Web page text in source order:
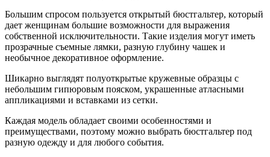
Большим спросом пользуется открытый бюстгальтер, который
дает женщинам большие возможности для выражения
собственной исключительности. Такие изделия могут иметь
прозрачные съемные лямки, разную глубину чашек и
необычное декоративное оформление.
Шикарно выглядят полуоткрытые кружевные образцы с
небольшим гипюровым пояском, украшенные атласными
аппликациями и вставками из сетки.
Каждая модель обладает своими особенностями и
преимуществами, поэтому можно выбрать бюстгальтер под
разную одежду и для любого события.